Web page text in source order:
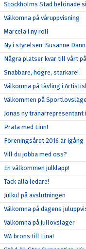
Stockholms Stad belönade
Välkomna på våruppvisning
Marcela i ny roll
Ny i styrelsen: Susanne
Några platser kvar till vårt
Snabbare, högre, starkare!
Välkomna på tävling i
Välkommen på
Jonas ny tränarrepresentant
Prata med Linn!
Föreningsåret 2016 är igång
Vill du jobba med oss?
En välkommen julklapp!
Tack alla ledare!
Julkul på avslutningen
Välkomna på dagens
Välkomna på jullovsläger
VM brons till Lina!